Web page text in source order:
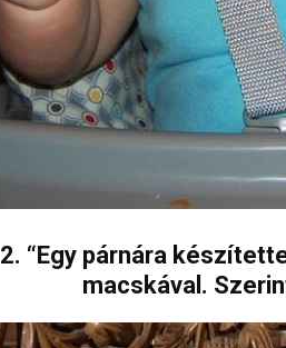
2. “Egy párnára
macskával.